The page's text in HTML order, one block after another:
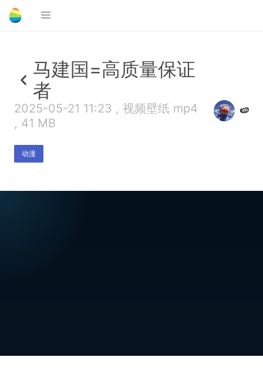
马建国=高质量保证
者
2025-05-21 11:23 , 视频壁纸 mp4
, 41 MB
动漫
🍉